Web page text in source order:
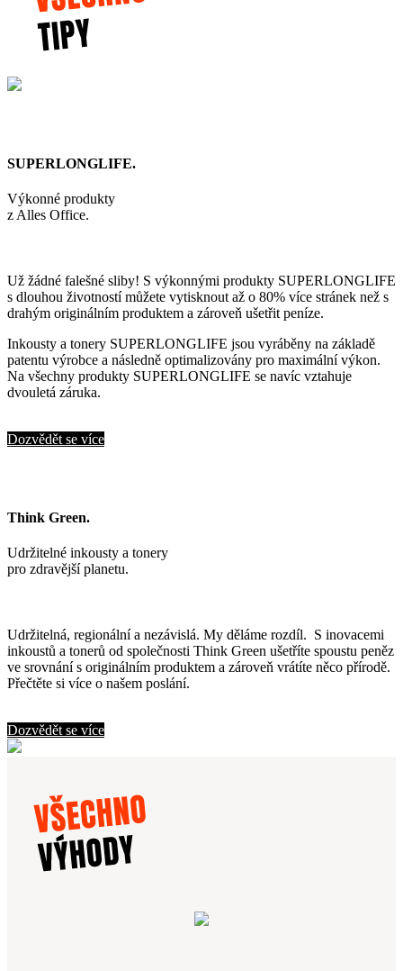
SUPERLONGLIFE.
Výkonné produkty
z Alles Office.
Už žádné falešné sliby! S výkonnými produkty SUPERLONGLIFE
s dlouhou životností můžete vytisknout až o 80% více stránek než s
drahým originálním produktem a zároveň ušetřit peníze.
Inkousty a tonery SUPERLONGLIFE jsou vyráběny na základě
patentu výrobce a následně optimalizovány pro maximální výkon.
Na všechny produkty SUPERLONGLIFE se navíc vztahuje
dvouletá záruka.
Dozvědět se více
Think Green.
Udržitelné inkousty a tonery
pro zdravější planetu.
Udržitelná, regionální a nezávislá. My děláme rozdíl. S inovacemi
inkoustů a tonerů od společnosti Think Green ušetříte spoustu peněz
ve srovnání s originálním produktem a zároveň vrátíte něco přírodě.
Přečtěte si více o našem poslání.
Dozvědět se více